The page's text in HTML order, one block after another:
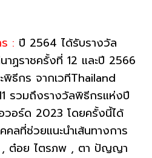
: ปี 2564 ได้รับรางวัล
าฏราชครั้งที่ 12 และปี 2566
พิธีกร จากเวทีThailand
รวมถึงรางวัลพิธีกรแห่งปี
อวอร์ด 2023 โดยครั้งนี้ได้
ลที่ช่วยแนะนำเส้นทางการ
, ต๋อย ไตรภพ , ตา ปัญญา